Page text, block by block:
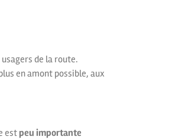
de la route.
en amont possible, aux
est peu importante